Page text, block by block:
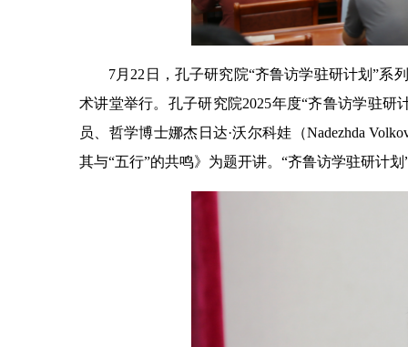
7月22日，孔子研究院“齐鲁访学驻研计划”系
术讲堂举行。孔子研究院2025年度“齐鲁访学驻
员、哲学博士娜杰日达·沃尔科娃（Nadezhda
其与“五行”的共鸣》为题开讲。“齐鲁访学驻研计